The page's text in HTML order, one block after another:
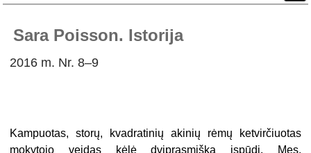
Sara Poisson. Istorija
2016 m. Nr. 8–9
Kampuotas, storų, kvadratinių akinių rėmų ketvirčiuotas
mokytojo veidas kėlė dviprasmišką įspūdį. Mes,